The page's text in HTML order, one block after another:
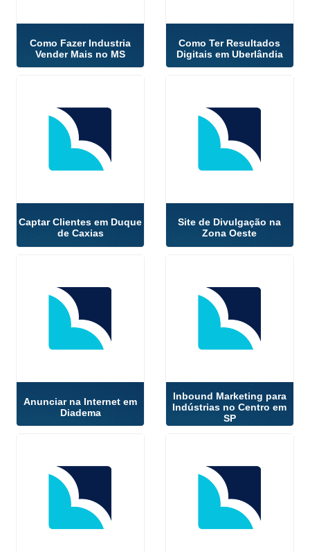
Como Fazer Industria
Vender Mais no MS
Como Ter Resultados
Digitais em Uberlândia
Captar Clientes em Duque
de Caxias
Site de Divulgação na
Zona Oeste
Anunciar na Internet em
Diadema
Inbound Marketing para
Indústrias no Centro em
SP